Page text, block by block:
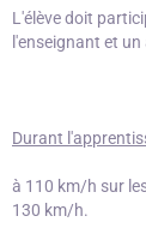
L'élève doit
l'enseignant et
Durant
à 110 km/h sur
130 km/h.